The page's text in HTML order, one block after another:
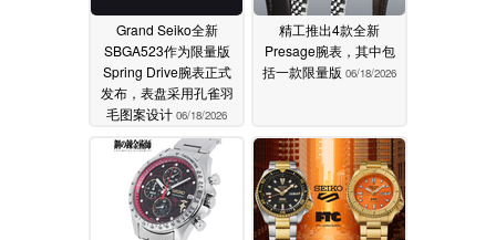
Grand Seiko全新
SBGA523作为限量版
Spring Drive腕表正式
发布，表盘采用孔雀羽
毛图案设计 06/18/2026
精工推出4款全新
Presage腕表，其中包
括一款限量版 06/18/2026